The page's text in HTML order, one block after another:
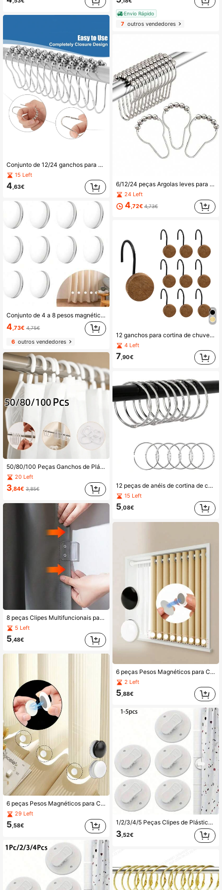
Conjunto de 12/24 ganchos para cortina de chuveiro reforçados, com revestimento antiferrugem e roldanas de rolamento de esferas, feitos de ferro fundido.
15 Left
4 ,63€
Conjunto de 4 a 8 pesos magnéticos para cortinas, revestidos de silicone resistente à ferrugem - ideais para cortinas externas, toalhas de mesa e bandeiras.
4,73€ 4,75€
6outros vendedores
50/80/100 Peças Ganchos de Plástico em Forma de C, Ganchos de Cortina para Decoração de Casa, Ganchos de Cortina de Casa de Banho, Acessórios de Cortina de Chuveiro
20 Left
3,84€ 3,85€
8 peças Clipes Multifuncionais para Cortinas - Material Plástico Transparente, Sem Necessidade de Energia - Perfeito para Uso na Casa de Banho e Cozinha
5 Left
5 ,48€
6 peças Pesos Magnéticos para Cortina de Banho - Resistentes, Revestidos em Silicone para Toalhas de Mesa e Cortinas, Decoração de Presente de Natal/Halloween
29 Left
5,58€
Envio Rápido
7 outros vendedores
6/12/24 peças Argolas leves para cortina de banho, argolas para cortina de banho em forma de abóbora, argolas de rolo de metal à prova de ferrugem, metal com 5 pérolas, rolo com rolamento de esfera suave, superfície polida sem fricção para decoração de casa de banho moderna, suspensão de varão de cortina de banho sem gancho, cortina de aço inoxidável preto e prata/dourado, ganchos para cortina de banho, argolas de metal para cortina de banho douradas
24 Left
4,72€ 4,73€
12 ganchos para cortina de chuveiro de madeira maciça dourada + aço inoxidável, à prova d'água, à prova de ferrugem, antiderrapantes, adequados para banheiro, quarto, acessórios de cozinha, não caem facilmente, decoração de banheiro para casa, decoração de outono, acessórios para banheiro
4 Left
7 ,90€
12 peças de anéis de cortina de chuveiro em metal prateado, acessórios domésticos versáteis adequados para cortinas & cortinas de chuveiro
15 Left
5,08€
6 peças Pesos Magnéticos para Cortina de Banho - Resistentes, Revestidos em Silicone para Toalhas de Mesa e Cortinas, Decoração de Presente de Natal/Halloween
2 Left
5,88€
1/2/3/4/5 Peças Clipes de Plástico para Cortina de Duche, Protetor à Prova de Vento e Respingos para Casa de Banho, Fixador de Cortina Estilo Doméstico com Ventosas Pesadas, Tecido de Cortina de Duche, Clipes de Peso para Cortina, Clipe Lateral Fixo com Fivela para Casa, Férias, Presente de Verão, Casa de Banho
3,52€